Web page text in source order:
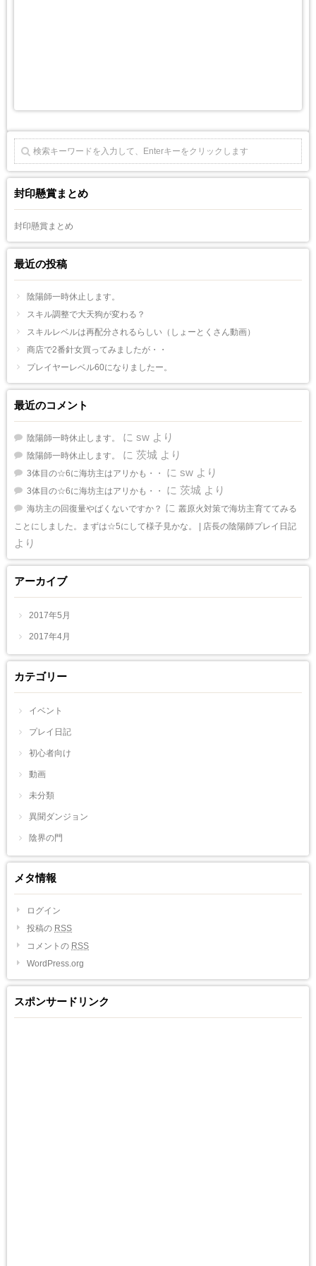
封印懸賞まとめ
封印懸賞まとめ
最近の投稿
陰陽師一時休止します。
スキル調整で大天狗が変わる？
スキルレベルは再配分されるらしい（しょーとくさん動画）
商店で2番針女買ってみましたが・・
プレイヤーレベル60になりましたー。
最近のコメント
陰陽師一時休止します。 に sw より
陰陽師一時休止します。 に 茨城 より
3体目の☆6に海坊主はアリかも・・ に sw より
3体目の☆6に海坊主はアリかも・・ に 茨城 より
海坊主の回復量やばくないですか？ に 叢原火対策で海坊主育ててみる
ことにしました。まずは☆5にして様子見かな。 | 店長の陰陽師プレイ日記
より
アーカイブ
2017年5月
2017年4月
カテゴリー
イベント
プレイ日記
初心者向け
動画
未分類
異聞ダンジョン
陰界の門
メタ情報
ログイン
投稿の RSS
コメントの RSS
WordPress.org
スポンサードリンク